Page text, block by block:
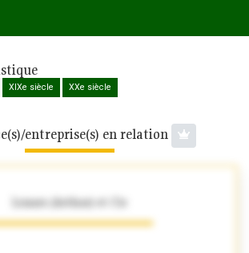
XIXe siècle XXe siècle
entreprise(s) en relation
Lenars (Arthur) et Cie